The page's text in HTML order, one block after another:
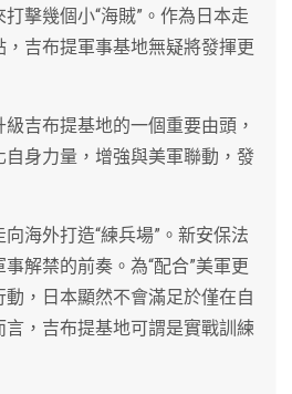
擊幾個小“海賊”。作為日本走
吉布提軍事基地無疑將發揮更
吉布提基地的一個重要由頭，
身力量，增強與美軍聯動，發
海外打造“練兵場”。新安保法
解禁的前奏。為“配合”美軍更
，日本顯然不會滿足於僅在自
，吉布提基地可謂是實戰訓練